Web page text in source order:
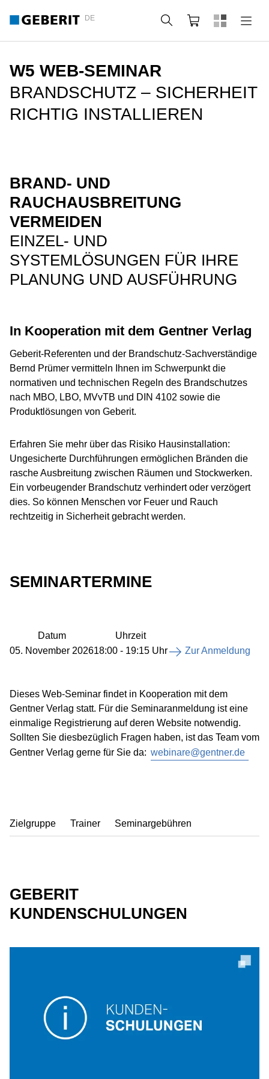
DE Suche Webshop
W5 WEB-SEMINAR
BRANDSCHUTZ – SICHERHEIT
RICHTIG INSTALLIEREN
BRAND- UND
RAUCHAUSBREITUNG
VERMEIDEN
EINZEL- UND
SYSTEMLÖSUNGEN FÜR IHRE
PLANUNG UND AUSFÜHRUNG
In Kooperation mit dem Gentner Verlag
Geberit-Referenten und der Brandschutz-Sachverständige
Bernd Prümer vermitteln Ihnen im Schwerpunkt die
normativen und technischen Regeln des Brandschutzes
nach MBO, LBO, MVvTB und DIN 4102 sowie die
Produktlösungen von Geberit.
Erfahren Sie mehr über das Risiko Hausinstallation:
Ungesicherte Durchführungen ermöglichen Bränden die
rasche Ausbreitung zwischen Räumen und Stockwerken.
Ein vorbeugender Brandschutz verhindert oder verzögert
dies. So können Menschen vor Feuer und Rauch
rechtzeitig in Sicherheit gebracht werden.
SEMINARTERMINE
Datum
Uhrzeit
05. November 202618:00 - 19:15 Uhr Zur Anmeldung
Dieses Web-Seminar findet in Kooperation mit dem
Gentner Verlag statt. Für die Seminaranmeldung ist eine
einmalige Registrierung auf deren Website notwendig.
Sollten Sie diesbezüglich Fragen haben, ist das Team vom
Gentner Verlag gerne für Sie da: webinare@gentner.de
Zielgruppe Trainer Seminargebühren
GEBERIT
KUNDENSCHULUNGEN